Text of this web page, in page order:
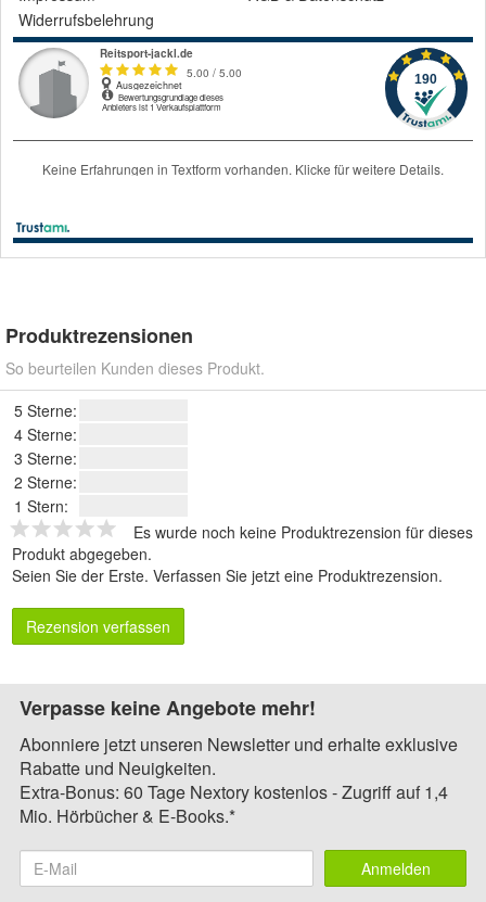
Widerrufsbelehrung
Produktrezensionen
So beurteilen Kunden dieses Produkt.
5 Sterne:
4 Sterne:
3 Sterne:
2 Sterne:
1 Stern:
Es wurde noch keine Produktrezension für dieses
Produkt abgegeben.
Seien Sie der Erste. Verfassen Sie jetzt eine Produktrezension.
Rezension verfassen
Verpasse keine Angebote mehr!
Abonniere jetzt unseren Newsletter und erhalte exklusive
Rabatte und Neuigkeiten.
Extra-Bonus: 60 Tage Nextory kostenlos - Zugriff auf 1,4
Mio. Hörbücher & E-Books.*
Anmelden